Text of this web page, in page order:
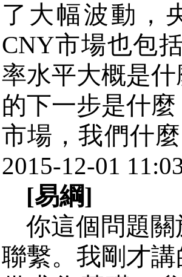
了大幅波動，
CNY市場也包
率水平大概是
的下一步是什
市場，我們什
2015-12-01
[易綱]
你這個問題
聯繫。我剛才